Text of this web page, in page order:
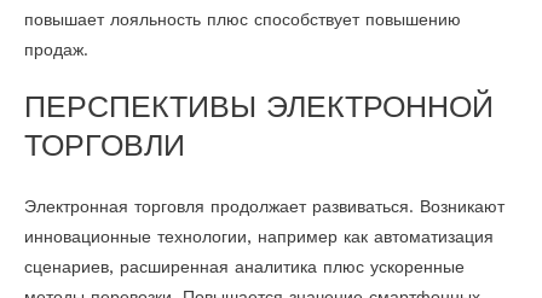
повышает лояльность плюс способствует повышению
продаж.
ПЕРСПЕКТИВЫ ЭЛЕКТРОННОЙ
ТОРГОВЛИ
Электронная торговля продолжает развиваться. Возникают
инновационные технологии, например как автоматизация
сценариев, расширенная аналитика плюс ускоренные